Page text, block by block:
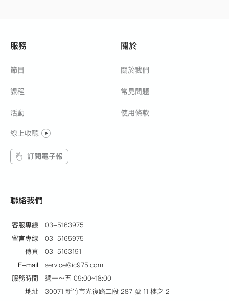
服務
節目
課程
活動
線上收聽
訂閱電子報
關於
關於我們
常見問題
使用條款
聯絡我們
客服專線
03-5163975
留言專線
03-5165975
傳真
03-5163191
E-mail
service@ic975.com
服務時間
週一～五 09:00~18:00
地址
30071 新竹市光復路二段 287 號 11 樓之 2